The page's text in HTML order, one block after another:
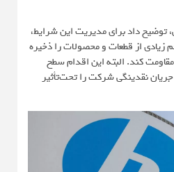
توضیح داد برای مدیریت این شرایط،
از قطعات و محصولات را ذخیره
کند. البته این اقدام سطح
نقدینگی شرکت را تحت‌تأثیر